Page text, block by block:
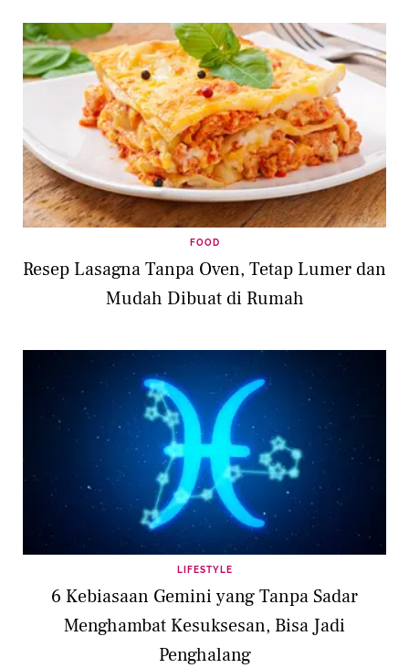
FOOD
Resep Lasagna Tanpa Oven, Tetap Lumer dan
Mudah Dibuat di Rumah
LIFESTYLE
6 Kebiasaan Gemini yang Tanpa Sadar
Menghambat Kesuksesan, Bisa Jadi
Penghalang